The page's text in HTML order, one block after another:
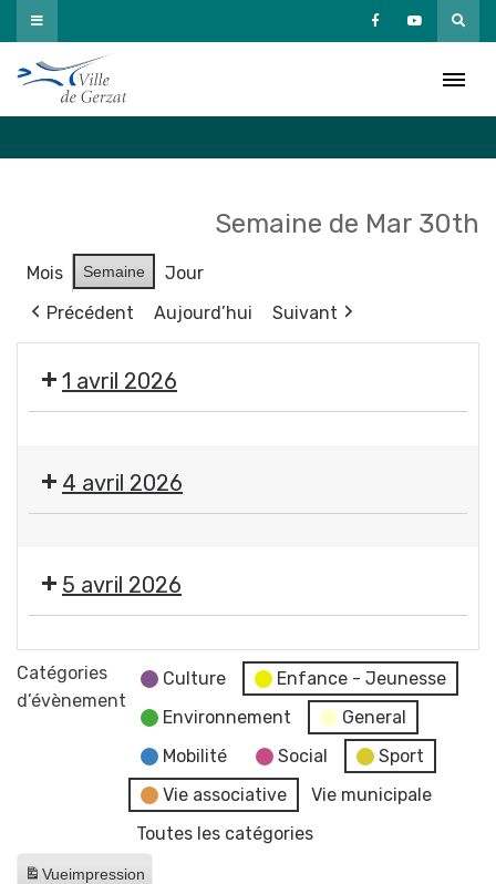
Passer
au
contenu
Semaine de Mar 30th
Mois Semaine
Jour
Précédent
Aujourd’hui Suivant
1 avril 2026
du
SAIP
4 avril 2026
être
et
artisanal
5 avril 2026
bien-
être
Catégories
d’évènement
Culture
Enfance - Jeunesse
Environnement
General
Mobilité
Social
Sport
Vie associative
Vie municipale
Toutes les catégories
Vueimpression